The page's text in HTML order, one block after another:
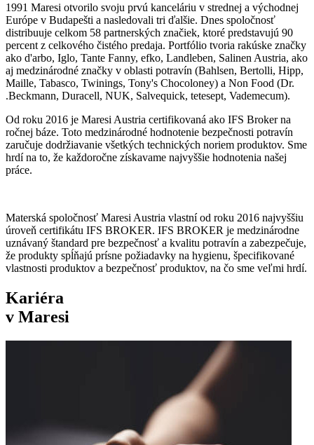
1991 Maresi otvorilo svoju prvú kanceláriu v strednej a východnej
Európe v Budapešti a nasledovali tri ďalšie. Dnes spoločnosť
distribuuje celkom 58 partnerských značiek, ktoré predstavujú 90
percent z celkového čistého predaja. Portfólio tvoria rakúske značky
ako d'arbo, Iglo, Tante Fanny, efko, Landleben, Salinen Austria, ako
aj medzinárodné značky v oblasti potravín (Bahlsen, Bertolli, Hipp,
Maille, Tabasco, Twinings, Tony's Chocoloney) a Non Food (Dr.
.Beckmann, Duracell, NUK, Salvequick, tetesept, Vademecum).
Od roku 2016 je Maresi Austria certifikovaná ako IFS Broker na
ročnej báze. Toto medzinárodné hodnotenie bezpečnosti potravín
zaručuje dodržiavanie všetkých technických noriem produktov. Sme
hrdí na to, že každoročne získavame najvyššie hodnotenia našej
práce.
Materská spoločnosť Maresi Austria vlastní od roku 2016 najvyššiu
úroveň certifikátu IFS BROKER. IFS BROKER je medzinárodne
uznávaný štandard pre bezpečnosť a kvalitu potravín a zabezpečuje,
že produkty spĺňajú prísne požiadavky na hygienu, špecifikované
vlastnosti produktov a bezpečnosť produktov, na čo sme veľmi hrdí.
Kariéra
v Maresi